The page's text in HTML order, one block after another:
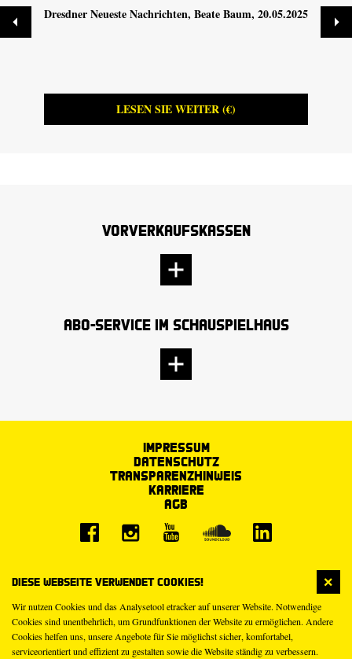
Diese Webseite verwendet Cookies!
Wir nutzen Cookies und das Analysetool etracker auf unserer Website. Notwendige
Cookies sind unentbehrlich, um Grundfunktionen der Website zu ermöglichen. Andere
Cookies helfen uns, unsere Angebote für Sie möglichst sicher, komfortabel,
serviceorientiert und effizient zu gestalten sowie die Website ständig zu verbessern.
Dresdner Neueste Nachrichten, Beate Baum, 20.05.2025
LESEN SIE WEITER (€)
Vorverkaufskassen
Abo-Service im Schauspielhaus
Impressum
Datenschutz
Transparenzhinweis
Karriere
AGB